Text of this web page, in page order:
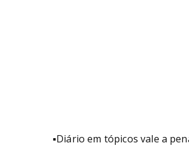
▪Diário em tópicos vale a